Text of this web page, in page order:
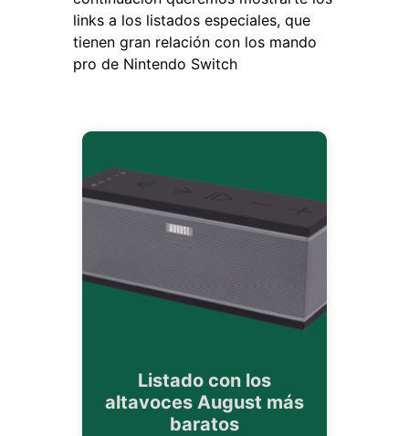
links a los listados especiales, que
tienen gran relación con los mando
pro de Nintendo Switch
Listado con los
altavoces August más
baratos